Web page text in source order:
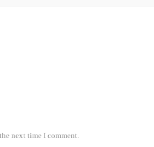
next time I comment.